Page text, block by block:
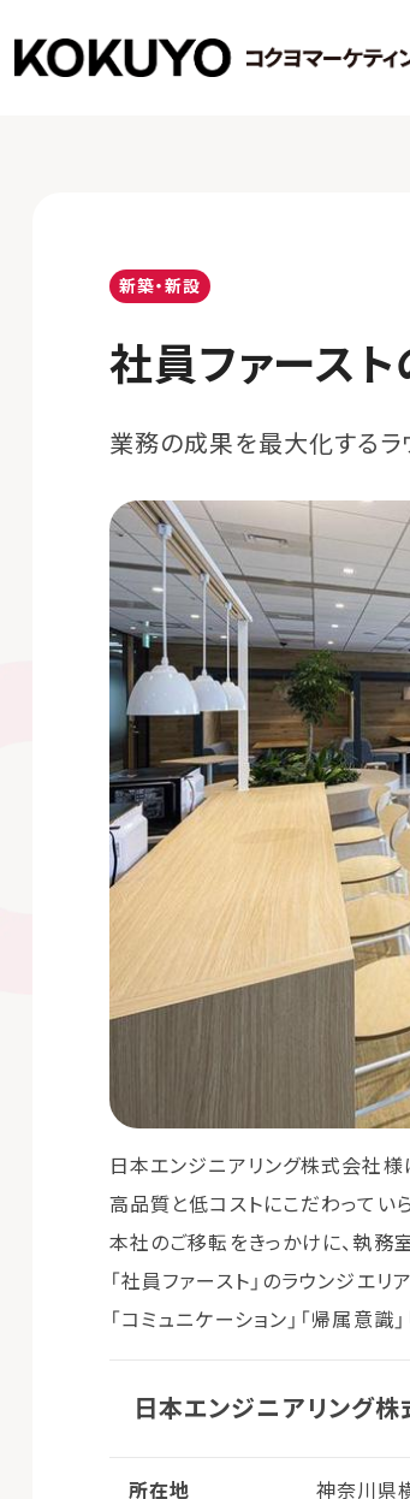
新築・新設
社員ファース
業務の成果を最大化するラ
日本エンジニアリング株式会社様
高品質と低コストにこだわっていら
本社のご移転をきっかけに、執
「社員ファースト」のラウンジエリ
「コミュニケーション」「帰属意
日本エンジニアリング株
所在地 神奈川県